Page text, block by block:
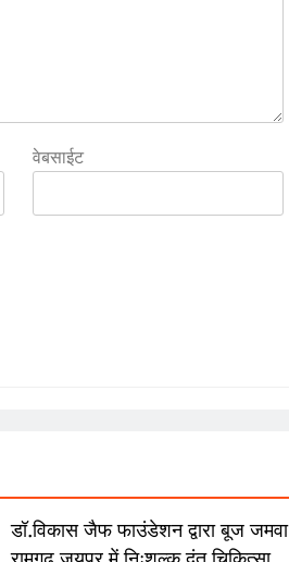
वेबसाईट
डॉ.विकास जैफ फाउंडेशन द्वारा बूज जमवा